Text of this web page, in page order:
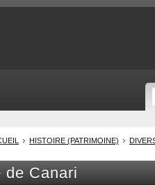
HISTOIRE (PATRIMOINE)
de Canari